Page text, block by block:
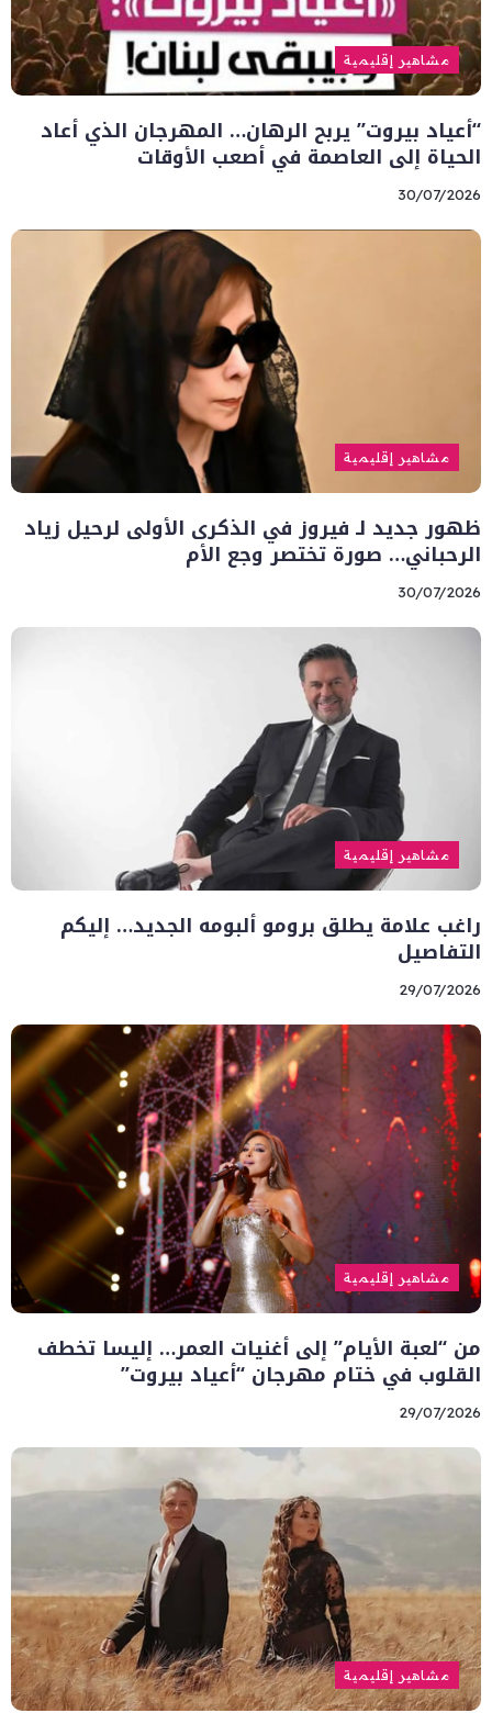
مشاهير إقليمية
“أعياد بيروت” يربح الرهان… المهرجان الذي أعاد
الحياة إلى العاصمة في أصعب الأوقات
30/07/2026
مشاهير إقليمية
ظهور جديد لـ فيروز في الذكرى الأولى لرحيل زياد
الرحباني… صورة تختصر وجع الأم
30/07/2026
مشاهير إقليمية
راغب علامة يطلق برومو ألبومه الجديد… إليكم
التفاصيل
29/07/2026
مشاهير إقليمية
من “لعبة الأيام” إلى أغنيات العمر… إليسا تخطف
القلوب في ختام مهرجان “أعياد بيروت”
29/07/2026
مشاهير إقليمية